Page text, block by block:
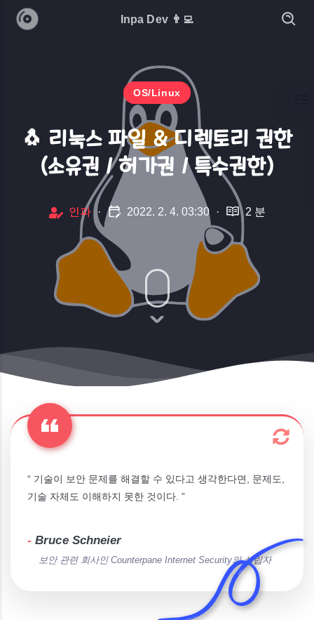
OS/Linux
🐧 리눅스 파일 & 디렉토리 권한
(소유권 / 허가권 / 특수권한)
인파 · 2022. 2. 4. 03:30 · 2 분
“ 기술이 보안 문제를 해결할 수 있다고 생각한다면, 문제도,
기술 자체도 이해하지 못한 것이다. ”
- Bruce Schneier
보안 관련 회사인 Counterpane Internet Security의 설립자
Inpa Dev 👨‍💻